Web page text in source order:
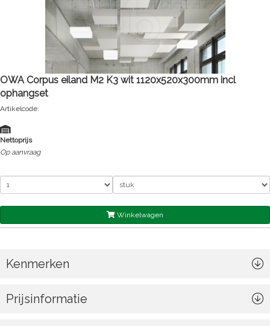
OWA Corpus eiland M2 K3 wit 1120x520x300mm incl
ophangset
Artikelcode:
Nettoprijs
Op aanvraag
Winkelwagen
Kenmerken
Prijsinformatie